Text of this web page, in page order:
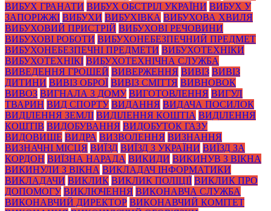
ВИБУХ ГРАНАТИ ВИБУХ ОБСТРІЛ УКРАЇНИ ВИБУХ У
ЗАПОРІЖЖІ ВИБУХИ ВИБУХІВКА ВИБУХОВА ХВИЛЯ
ВИБУХОВИЙ ПРИСТРІЙ ВИБУХОВІ РЕЧОВИНИ
ВИБУХОВІ РОБОТИ ВИБУХОНЕБЕЗПЕЧНИЙ ПРЕДМЕТ
ВИБУХОНЕБЕЗПЕЧНІ ПРЕДМЕТИ ВИБУХОТЕХНІКИ
ВИБУХОТЕХНІКІ ВИБУХОТЕХНІЧНА СЛУЖБА
ВИВЕДЕННЯ ГРОШЕЙ ВИВЕРЖЕННЯ ВИВІЗ ВИВІЗ
ДИТИНИ ВИВІЗ ОБРОЇ ВИВІЗ СМІТТЯ ВИВНОВОК
ВИВОЗ ВИГНАЛА З ДОМУ ВИГОТОВЛЕННЯ ВИГУЛ
ТВАРИН ВИД СПОРТУ ВИДАННЯ ВИДАЧА ПОСИЛОК
ВИДІЛЕННЯ ЗЕМЛІ ВИДІЛЕННЯ КОШТІА ВИДІЛЕННЯ
КОШТІВ ВИДОБУВАННЯ ВИДОБУТОК ГАЗУ
ВИДОВИЩЕ ВИДРА ВИЗВОЛЕННЯ ВИЗНАННЯ
ВИЗНАЧНІ МІСЦЯ ВИЇЗД ВИЇЗД З УКРАЇНИ ВИЇЗД ЗА
КОРДОН ВИЇЗНА НАРАДА ВИКИДИ ВИКИНУВ З ВІКНА
ВИКИНУЛИ З ВІКНА ВИКЛАДАЧ ІНФОРМАТИКИ
ВИКЛАДАЧИ ВИКЛИК ВИКЛИК ПОЛІЦІЇ ВИКЛИК ПРО
ДОПОМОГУ ВИКЛЮЧЕННЯ ВИКОНАВЧА СЛУЖБА
ВИКОНАВЧИЙ ДИРЕКТОР ВИКОНАВЧИЙ КОМІТЕТ